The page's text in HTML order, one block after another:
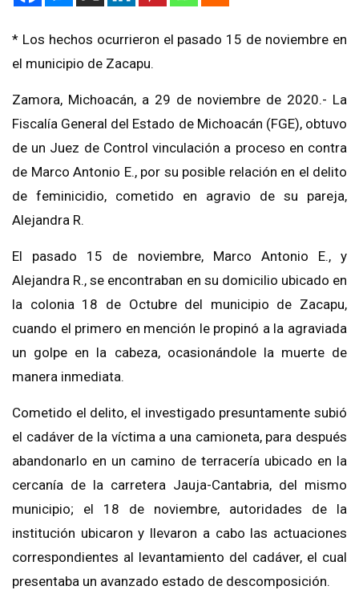
* Los hechos ocurrieron el pasado 15 de noviembre en
el municipio de Zacapu.
Zamora, Michoacán, a 29 de noviembre de 2020.- La
Fiscalía General del Estado de Michoacán (FGE), obtuvo
de un Juez de Control vinculación a proceso en contra
de Marco Antonio E., por su posible relación en el delito
de feminicidio, cometido en agravio de su pareja,
Alejandra R.
El pasado 15 de noviembre, Marco Antonio E., y
Alejandra R., se encontraban en su domicilio ubicado en
la colonia 18 de Octubre del municipio de Zacapu,
cuando el primero en mención le propinó a la agraviada
un golpe en la cabeza, ocasionándole la muerte de
manera inmediata.
Cometido el delito, el investigado presuntamente subió
el cadáver de la víctima a una camioneta, para después
abandonarlo en un camino de terracería ubicado en la
cercanía de la carretera Jauja-Cantabria, del mismo
municipio; el 18 de noviembre, autoridades de la
institución ubicaron y llevaron a cabo las actuaciones
correspondientes al levantamiento del cadáver, el cual
presentaba un avanzado estado de descomposición.